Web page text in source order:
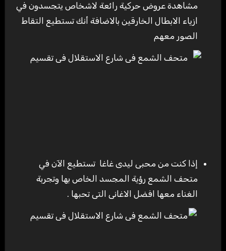
مشاهدة عروض حركية رائعة لاشخاص يتجسدون في
ازياء الابطال الخارقين بالاضافة أنك تستطيع التقاط
الصور معهم
إذا كنت من محبى ليدى غاغا تستطيع الآن في
متحف الشمع رؤية المجسد الخاص بها وتجربة
الغناء معها افضل الاغانى التى تحبها .